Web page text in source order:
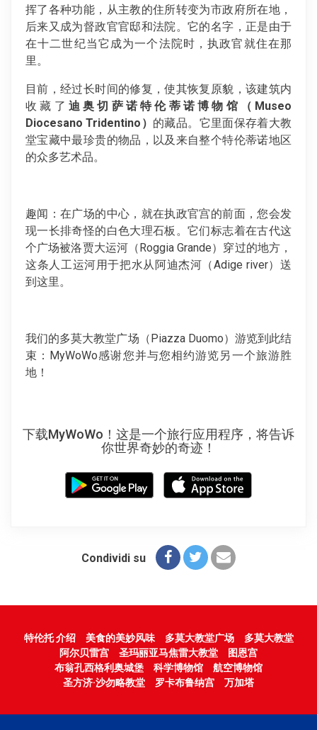
挥了各种功能，从主教的住所转变为市政府所在地，
后来又成为督政官官邸和法院。它的名字，正是由于
在十二世纪当它成为一个法院时，执政官就住在那
里。
目前，经过长时间的修复，使其恢复原貌，该建筑内
收藏了 迪奥切萨诺特伦蒂诺博物馆（Museo
Diocesano Tridentino） 的藏品。它里面保存着大教
堂宝藏中最珍贵的物品，以及来自整个特伦蒂诺地区
的众多艺术品。
趣闻：在广场的中心，就在执政官宫的前面，您会发
现一长排奇怪的白色大理石板。它们标志着在古代这
个广场被洛贾大运河（Roggia Grande）穿过的地方，
这条人工运河用于把水从阿迪杰河（Adige river）送
到这里。
我们的多莫大教堂广场（Piazza Duomo）游览到此结
束：MyWoWo感谢您并与您相约游览另一个旅游胜
地！
下载MyWoWo！这是一个旅行应用程序，将告诉
你世界奇妙的奇迹！
Condividi su
特伦托 介绍 美食的美妙风味 多莫大教堂广场
多莫大教堂
阿尔贝雷宫
圣玛丽亚马焦雷大教堂
图恩宫
布翁孔西格利奥城堡
科学博物馆
航空博物馆
圣方济·沙勿略教堂
罗卡布鲁纳宫 万加塔